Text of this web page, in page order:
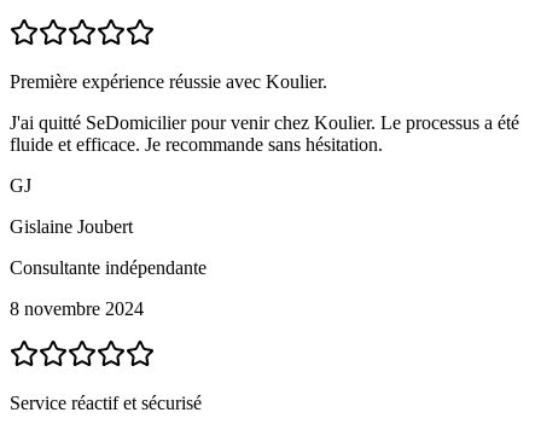
Première expérience réussie avec Koulier.
J'ai quitté SeDomicilier pour venir chez Koulier. Le processus a été
fluide et efficace. Je recommande sans hésitation.
GJ
Gislaine Joubert
Consultante indépendante
8 novembre 2024
Service réactif et sécurisé